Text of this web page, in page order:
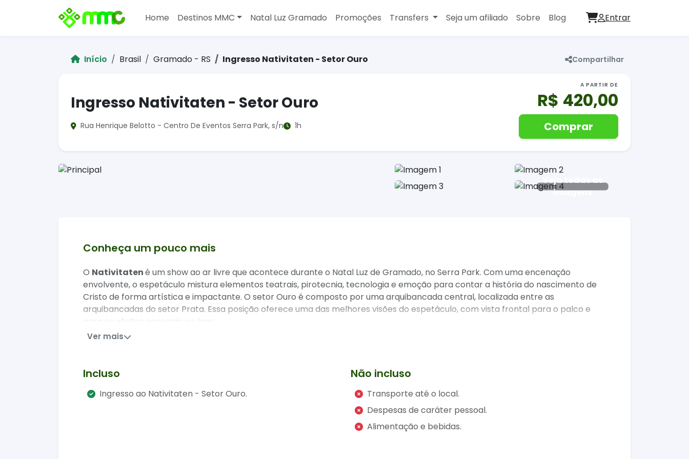
Home Destinos MMC Natal Luz Gramado Promoções Transfers Seja um afiliado Sobre Blog Entrar
Início Brasil Gramado - RS Ingresso Nativitaten - Setor Ouro Compartilhar
Ingresso Nativitaten - Setor Ouro
Rua Henrique Belotto - Centro De Eventos Serra Park, s/n 1h
A PARTIR DE
R$ 420,00
Comprar
Veja todas as
imagens
Conheça um pouco mais
O Nativitatené um show ao ar livre que acontece durante o Natal Luz de Gramado, no Serra Park. Com uma encenação
envolvente, o espetáculo mistura elementos teatrais, pirotecnia, tecnologia e emoção para contar a história do nascimento de
Cristo de forma artística e impactante. O setor Ouro é composto por uma arquibancada central, localizada entre as
arquibancadas do setor Prata. Essa posição oferece uma das melhores visões do espetáculo, com vista frontal para o palco e
para os efeitos especiais no lago.
Destaques do espetáculo:
Música ao vivo: Orquestra sinfônica e coral profissional elevam a emoção da apresentação.
Efeitos especiais e fogos sincronizados: Uma verdadeira experiência sensorial.
Narrativa comovente: Uma abordagem poética e universal do nascimento de Jesus.
O Nativitaten é considerado um dos espetáculos natalinos mais belos do mundo. Ideal para famílias, casais e turistas, é uma
atração imperdível para quem visita Gramado no fim de ano. É também uma excelente oportunidade para vivenciar a magia do
Ver mais
Incluso
Ingresso ao Nativitaten - Setor Ouro.
Não incluso
Transporte até o local.
Despesas de caráter pessoal.
Alimentação e bebidas.